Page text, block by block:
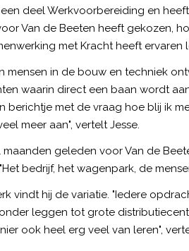
deel Werkvoorbereiding en
Van de Beeten heeft gekozen,
met Kracht heeft ervaren
mensen in de bouw en techniek
waarin direct een baan wordt
berichtje met de vraag hoe blij ik
meer aan", vertelt Jesse.
maanden geleden voor Van de
bedrijf, het wagenpark, de
vindt hij de variatie. "Iedere
leggen tot grote
ook heel erg veel van leren",